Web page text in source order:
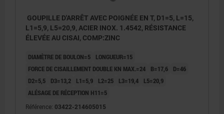
GOUPILLE D'ARRÊT AVEC POIGNÉE EN T, D1=5, L=15,
L1=5,9, L5=20,9, ACIER INOX. 1.4542, RÉSISTANCE
ÉLEVÉE AU CISAI, COMP:ZINC
DIAMÈTRE DE BOULON=5
LONGUEUR=15
FORCE DE CISAILLEMENT DOUBLE KN MAX.=24
B=17,6
D=46
D2=5,5
D3=13,2 L1=5,9 L2=25 L3=19,4
L5=20,9
ALÉSAGE DE RÉCEPTION H11=5
Référence: 03422-214605015